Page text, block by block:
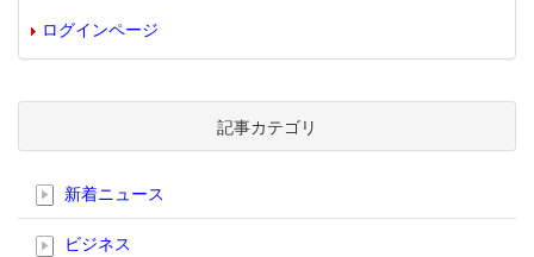
ログインページ
記事カテゴリ
新着ニュース
ビジネス